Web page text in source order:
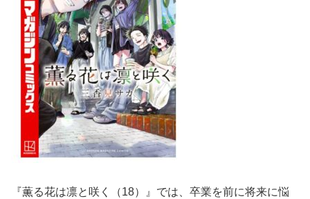
『薫る花は凛と咲く（18）』では、卒業を前に将来に悩